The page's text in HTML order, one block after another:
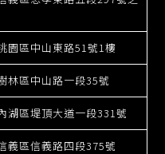
園區中山東路51號1樓
林區中山路一段35號
湖區堤頂大道一段331號
義區信義路四段375號